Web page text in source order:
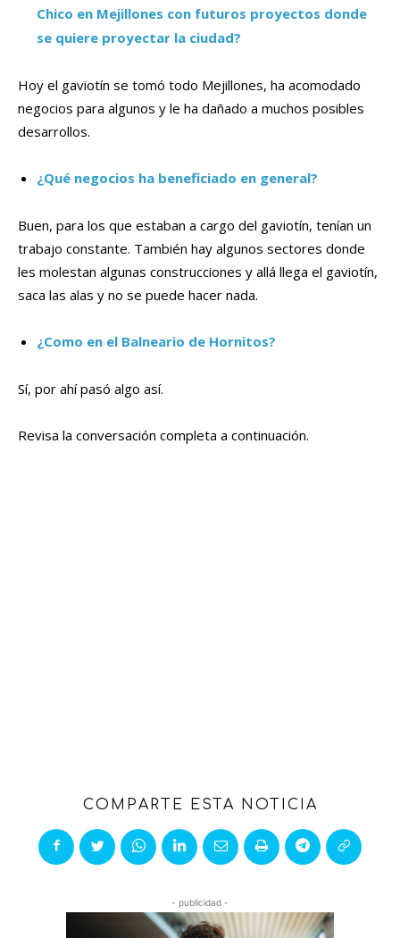
Chico en Mejillones con futuros proyectos donde
se quiere proyectar la ciudad?
Hoy el gaviotín se tomó todo Mejillones, ha acomodado
negocios para algunos y le ha dañado a muchos posibles
desarrollos.
¿Qué negocios ha beneficiado en general?
Buen, para los que estaban a cargo del gaviotín, tenían un
trabajo constante. También hay algunos sectores donde
les molestan algunas construcciones y allá llega el gaviotín,
saca las alas y no se puede hacer nada.
¿Como en el Balneario de Hornitos?
Sí, por ahí pasó algo así.
Revisa la conversación completa a continuación.
COMPARTE ESTA NOTICIA
- publicidad -